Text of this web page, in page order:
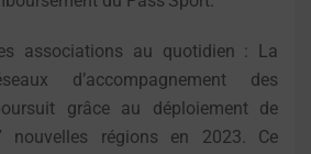
associations au quotidien : La
d’accompagnement des
grâce au déploiement de
nouvelles régions en 2023. Ce